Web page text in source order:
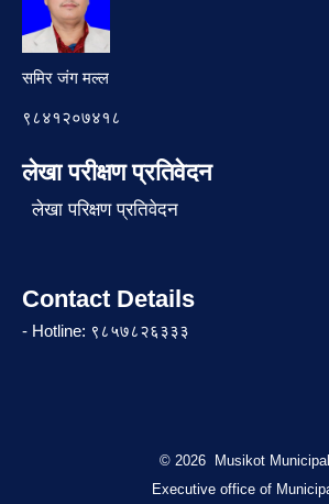
समिर जंग मल्ल
९८४१२०७४१८
लेखा परीक्षण प्रतिवेदन
लेखा परिक्षण प्रतिवेदन
Contact Details
- Hotline: ९८५७८२६३३३
© 2026 Musikot
Executive office of